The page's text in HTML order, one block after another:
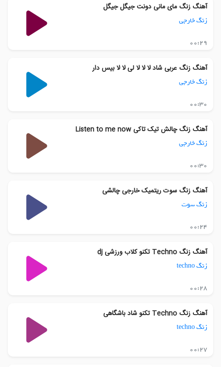
آهنگ زنگ مای مانی دونت جیگل جیگل
زنگ خارجی
00:29
آهنگ زنگ عربی شاد لا لا لا لی لا لا بیس دار
زنگ خارجی
00:30
آهنگ زنگ چالش تیک تاکی Listen to me now
زنگ خارجی
00:30
آهنگ زنگ سوت ریتمیک خارجی چالشی
زنگ سوت
00:24
آهنگ زنگ Techno تکنو کلاب ورزشی dj
زنگ techno
00:28
آهنگ زنگ Techno تکنو شاد باشگاهی
زنگ techno
00:27